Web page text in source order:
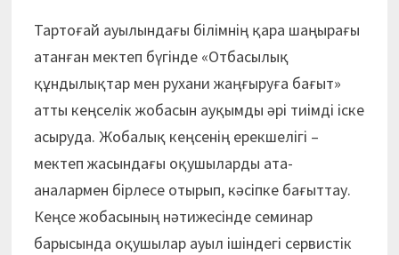
Тартоғай ауылындағы білімнің қара шаңырағы
атанған мектеп бүгінде «Отбасылық
құндылықтар мен рухани жаңғыруға бағыт»
атты кеңселік жобасын ауқымды әрі тиімді іске
асыруда. Жобалық кеңсенің ерекшелігі –
мектеп жасындағы оқушыларды ата-
аналармен бірлесе отырып, кәсіпке бағыттау.
Кеңсе жобасының нәтижесінде семинар
барысында оқушылар ауыл ішіндегі сервистік